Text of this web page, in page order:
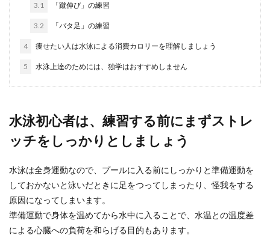
簡単ダイエット方法【運動編】家でも
気軽に取り組める簡単な運動
すよね。簡単...
水泳のためのストレッチは肩を中心に
行うようにしよう
水泳はどの泳法であっても肩を使うため、肩の柔
軟性が必要になりますよね。 でも、肩こりがある
人だ...
3.1 「蹴伸び」の練習
3.2 「バタ足」の練習
4 痩せたい人は水泳による消費カロリーを理解しましょう
5 水泳上達のためには、独学はおすすめしません
水泳初心者は、練習する前にまずストレ
ッチをしっかりとしましょう
水泳は全身運動なので、プールに入る前にしっかりと準備運動を
しておかないと泳いだときに足をつってしまったり、怪我をする
原因になってしまいます。
準備運動で身体を温めてから水中に入ることで、水温との温度差
による心臓への負荷を和らげる目的もあります。